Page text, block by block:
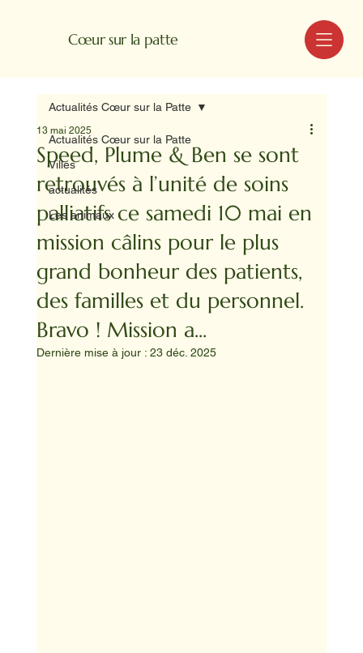
Cœur sur la patte MENU
Actualités Cœur sur la Patte
Villes
actualités
Les animaux
Actualités Cœur sur la Patte
Speed, Plume & Ben se sont
retrouvés à l’unité de soins
palliatifs ce samedi 10 mai en
mission câlins pour le plus
grand bonheur des patients,
des familles et du personnel.
Bravo ! Mission a...
13 mai 2025
Dernière mise à jour : 23 déc. 2025